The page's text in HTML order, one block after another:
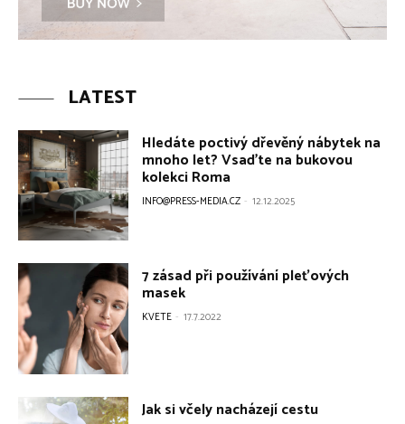
LATEST
Hledáte poctivý dřevěný nábytek na
mnoho let? Vsaďte na bukovou
kolekci Roma
INFO@PRESS-MEDIA.CZ - 12.12.2025
7 zásad při používání pleťových
masek
KVETE - 17.7.2022
Jak si včely nacházejí cestu